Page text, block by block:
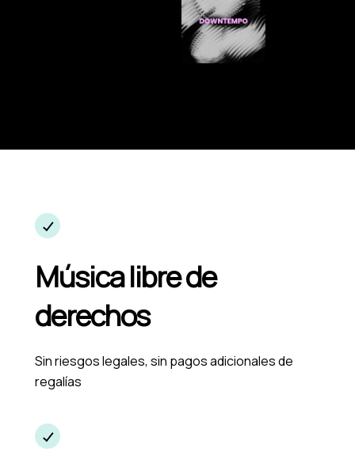
Música libre de
derechos
Sin riesgos legales, sin pagos adicionales de
regalías